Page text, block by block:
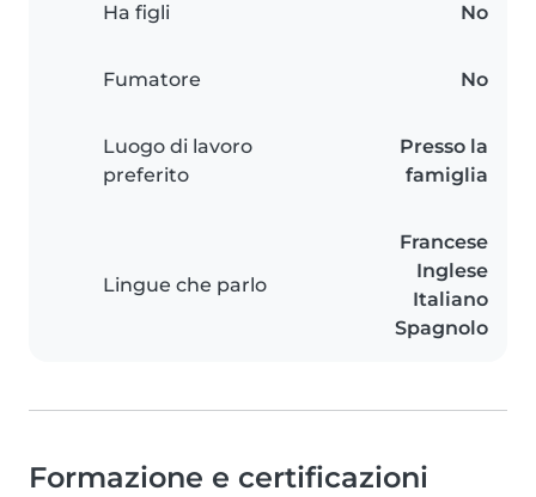
Ha figli No
Fumatore No
Luogo di lavoro
preferito
Presso la
famiglia
Lingue che parlo
Francese
Inglese
Italiano
Spagnolo
Formazione e certificazioni